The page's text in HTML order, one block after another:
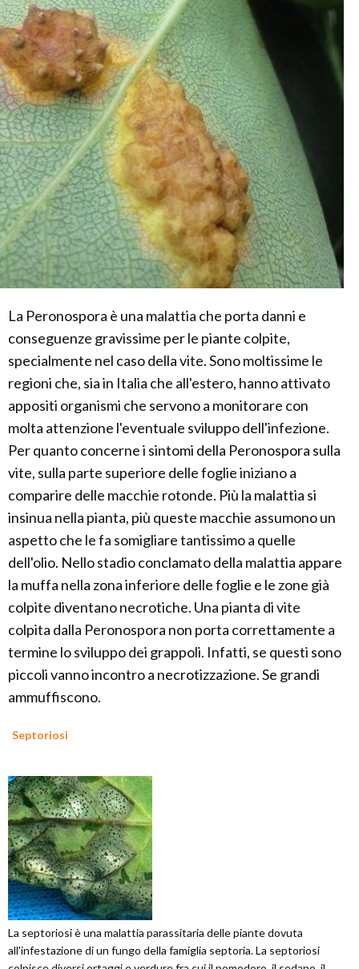
La Peronospora è una malattia che porta danni e
conseguenze gravissime per le piante colpite,
specialmente nel caso della vite. Sono moltissime le
regioni che, sia in Italia che all'estero, hanno attivato
appositi organismi che servono a monitorare con
molta attenzione l'eventuale sviluppo dell'infezione.
Per quanto concerne i sintomi della Peronospora sulla
vite, sulla parte superiore delle foglie iniziano a
comparire delle macchie rotonde. Più la malattia si
insinua nella pianta, più queste macchie assumono un
aspetto che le fa somigliare tantissimo a quelle
dell'olio. Nello stadio conclamato della malattia appare
la muffa nella zona inferiore delle foglie e le zone già
colpite diventano necrotiche. Una pianta di vite
colpita dalla Peronospora non porta correttamente a
termine lo sviluppo dei grappoli. Infatti, se questi sono
piccoli vanno incontro a necrotizzazione. Se grandi
ammuffiscono.
Septoriosi
La septoriosi è una malattia parassitaria delle piante dovuta
all'infestazione di un fungo della famiglia septoria. La septoriosi